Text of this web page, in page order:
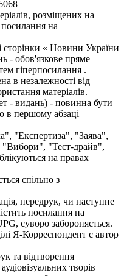
розміщених на
посилання на
сторінки « Новини України
- обов'язкове пряме
гіперпосилання .
в незалежності від
матеріалів.
- видань) - повинна бути
в першому абзаці
"Експертиза", "Заява",
"Тест-драйв",
на правах
спільно з
передрук, чи наступне
посилання на
суворо забороняється.
Я-Корреспондент є автор
та відтворення
творів